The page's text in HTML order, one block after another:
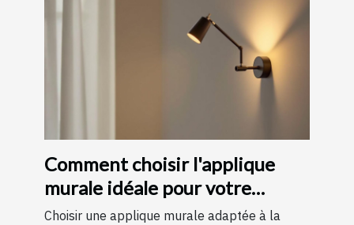
Comment choisir l'applique
murale idéale pour votre
chambre
Choisir une applique murale adaptée à la